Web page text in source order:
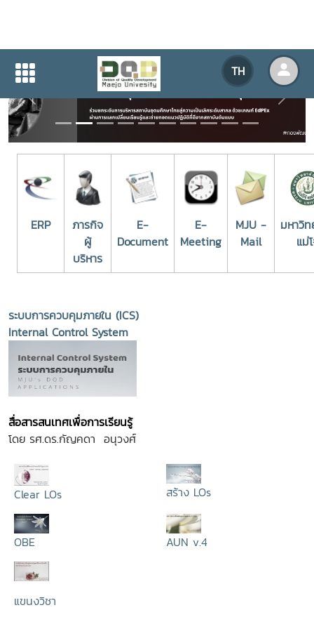
TH
Previous
Next
ERP
ภารกิจ
ผู้
บริหาร
E-
Document
E-
Meeting
MJU -
Mail
มหาวิ
แม่
ระบบการควบคุมภายใน (ICS)
Internal Control System
สื่อสารสนเทศเพื่อการเรียนรู้
โดย รศ.ดร.กัญคดา อนุวงศ์
Clear LOs สร้าง LOs
OBE AUN v.4
แขนงวิชา